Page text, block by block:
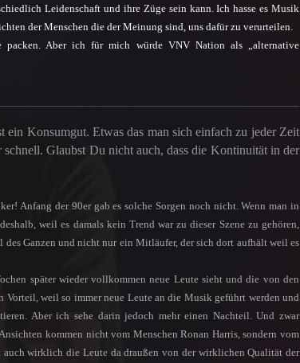
Leidenschaft und ihre Züge sein kann. Ich hasse es Musik
der Menschen die der Meinung sind, uns dafür zu verurteilen.
Aber ich für mich würde VNV Nation als „alternative
ein Konsumgut. Etwas das man sich einfach zu jeder Zeit
Glaubst Du nicht auch, dass die Kontinuität in der
Anfang der 90er gab es solche Sorgen noch nicht. Wenn man in
weil es damals kein Trend war zu dieser Szene zu gehören,
Ganzen und nicht nur ein Mitläufer, der sich dort aufhält weil es
später wieder vollkommen neue Leute sieht und die von den
weil so immer neue Leute an die Musik geführt werden und
Aber ich sehe darin jedoch mehr einen Nachteil. Und zwar
kommen nicht vom Menschen Ronan Harris, sondern vom
wirklich die Leute da draußen von der wirklichen Qualität der